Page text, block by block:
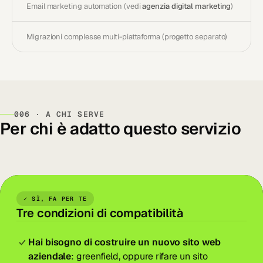
Email marketing automation (vediagenzia digital marketing)
Migrazioni complesse multi-piattaforma (progetto separato)
006 · A CHI SERVE
Per chi è adatto questo servizio
✓ SÌ, FA PER TE
Tre condizioni di compatibilità
Hai bisogno di costruire un nuovo sito web
aziendale: greenfield, oppure rifare un sito